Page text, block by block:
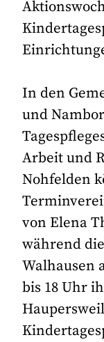
In den
und
Arbeit und
Nohfelden
von Elena
während
Walhausen
bis 18 Uhr